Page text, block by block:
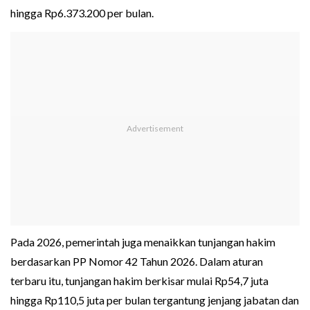
hingga Rp6.373.200 per bulan.
Pada 2026, pemerintah juga menaikkan tunjangan hakim
berdasarkan PP Nomor 42 Tahun 2026. Dalam aturan
terbaru itu, tunjangan hakim berkisar mulai Rp54,7 juta
hingga Rp110,5 juta per bulan tergantung jenjang jabatan dan